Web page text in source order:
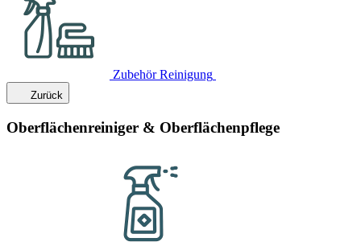
Zubehör Reinigung
Zurück
Oberflächenreiniger & Oberflächenpflege